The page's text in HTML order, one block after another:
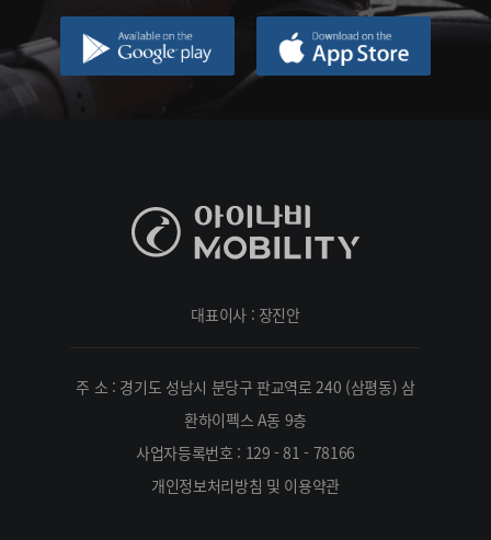
대표이사 : 장진안
주 소 : 경기도 성남시 분당구 판교역로 240 (삼평동) 삼
환하이펙스 A동 9층
사업자등록번호 : 129 - 81 - 78166
개인정보처리방침 및 이용약관